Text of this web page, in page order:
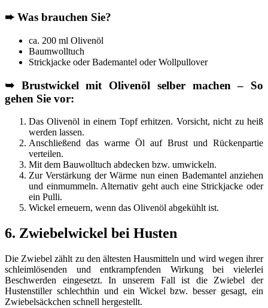
➨Was brauchen Sie?
ca. 200 ml Olivenöl
Baumwolltuch
Strickjacke oder Bademantel oder Wollpullover
➥ Brustwickel mit Olivenöl selber machen – So
gehen Sie vor:
Das Olivenöl in einem Topf erhitzen. Vorsicht, nicht zu heiß
werden lassen.
Anschließend das warme Öl auf Brust und Rückenpartie
verteilen.
Mit dem Bauwolltuch abdecken bzw. umwickeln.
Zur Verstärkung der Wärme nun einen Bademantel anziehen
und einmummeln. Alternativ geht auch eine Strickjacke oder
ein Pulli.
Wickel erneuern, wenn das Olivenöl abgekühlt ist.
6. Zwiebelwickel bei Husten
Die Zwiebel zählt zu den ältesten Hausmitteln und wird wegen ihrer
schleimlösenden und entkrampfenden Wirkung bei vielerlei
Beschwerden eingesetzt. In unserem Fall ist die Zwiebel der
Hustenstiller schlechthin und ein Wickel bzw. besser gesagt, ein
Zwiebelsäckchen schnell hergestellt.